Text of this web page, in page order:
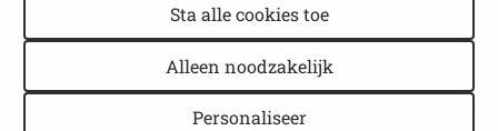
1 januari 2025zullen wij enkele
aanpassingen doorvoeren in de manier waarop wij
communiceren met onze buitenlandse leden. Deze
veranderingen zijn noodzakelijk vanwege de
Sta alle cookies toe
Alleen noodzakelijk
Personaliseer